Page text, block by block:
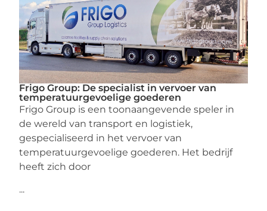
Frigo Group: De specialist in vervoer van
temperatuurgevoelige goederen
Frigo Group is een toonaangevende speler in
de wereld van transport en logistiek,
gespecialiseerd in het vervoer van
temperatuurgevoelige goederen. Het bedrijf
heeft zich door
...